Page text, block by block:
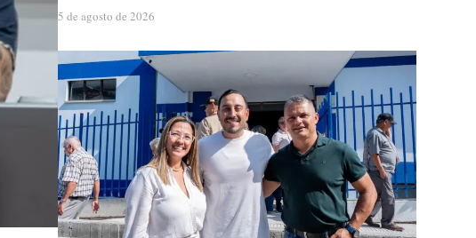
5 de agosto de 2026